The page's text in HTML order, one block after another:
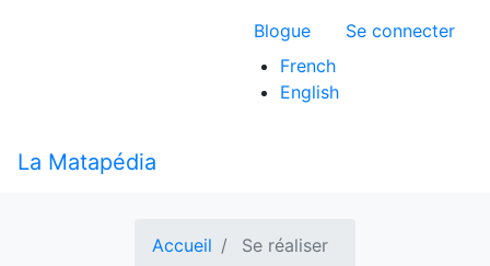
Menu du
Blogue
Se connecter
French
English
La Matapédia
Accueil Se réaliser